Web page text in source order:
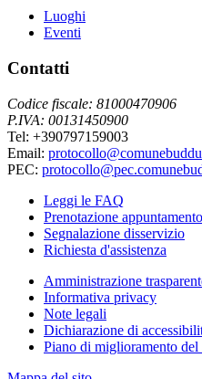
Luoghi
Eventi
Contatti
Codice fiscale: 81000470906
P.IVA: 00131450900
Tel: +390797159003
Email:
PEC:
Leggi le FAQ
Prenotazione appuntamento
Segnalazione disservizio
Richiesta d'assistenza
Amministrazione
Informativa privacy
Note legali
Dichiarazione di
Piano di miglioramento del